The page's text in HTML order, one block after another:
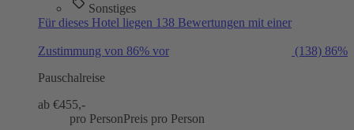
Sonstiges
Für dieses Hotel liegen 138 Bewertungen mit einer
Zustimmung von 86% vor (138) 86%
Pauschalreise
ab €455,-
pro PersonPreis pro Person